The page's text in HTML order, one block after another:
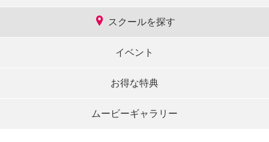
スクールを探す
イベント
お得な特典
ムービーギャラリー